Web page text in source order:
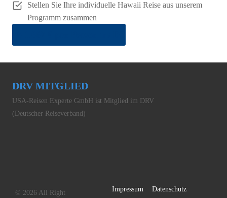
Stellen Sie Ihre individuelle Hawaii Reise aus unserem
Programm zusammen
DRV MITGLIED
USA-Reisen Experte GmbH ist Mitglied im DRV
(Deutscher Reiseverband)
© 2026 All Right Impressum Datenschutz